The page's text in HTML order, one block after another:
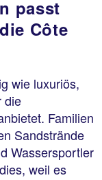
passt
Côte
wie luxuriös,
die
Familien
Sandstrände
Wassersportler
weil es